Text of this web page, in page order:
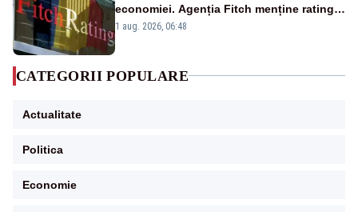
economiei. Agenția Fitch menține ratingul
„BBB-” cu perspectivă negativă
1 aug. 2026, 06:48
CATEGORII POPULARE
Actualitate
Politica
Economie